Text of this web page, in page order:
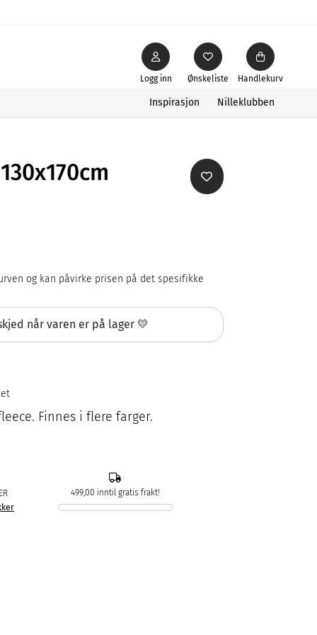
Ønskeliste
Logg inn Handlekurv
Inspirasjon Nilleklubben
og kan påvirke prisen på det spesifikke
når varen er på lager 💛
Finnes i flere farger.
499,00 inntil gratis frakt!